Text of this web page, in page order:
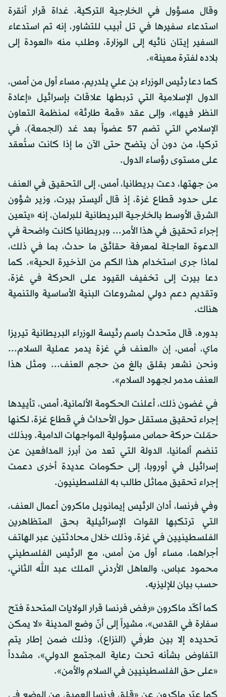
وقال مسؤول في الخارجية التركية، غداة قرار أنقرة
استدعاء سفيرها في تل أبيب للتشاور، إنه تم استدعاء
السفير إيتان نائيه إلى الوزارة، وطلب منه «العودة إلى
بلاده لفترة معينة».
كما دعا رئيس الوزراء بن علي يلدريم، مساء أول من أمس،
الدول الإسلامية التي تربطها علاقات بإسرائيل «إعادة
النظر فيها»، وإلى عقد «قمة طارئة» لمنظمة التعاون
الإسلامي التي تضم 57 عضواً بعد غد (الجمعة)، في
تركيا، من دون أن يتضح حتى الآن ما إذا كانت ستُعقد
على مستوى رؤساء الدول.
من جهتها، دعت بريطانيا، أمس، إلى التحقيق في العنف
على حدود قطاع غزة، إذ قال أليستر بيرت، وزير شؤون
الشرق الأوسط بالخارجية البريطانية للبرلمان، إنه «يتعين
إجراء تحقيق في هذا الأمر... وبريطانيا كانت واضحة في
الدعوة العاجلة لمعرفة حقائق ما حدث، بما في ذلك،
لماذا جرى استخدام هذا الكم من الذخيرة الحية». كما
دعا بيرت إلى تخفيف القيود على الحركة في غزة،
وتقديم دعم دولي لمشروعات البنية الأساسية والتنمية
هناك.
بدوره، قال متحدث باسم رئيسة الوزراء البريطانية تيريزا
ماي، أمس، إن «العنف في غزة يدمر عملية السلام...
ونحن نشعر بقلق بالغ من حجم العنف... ومثل هذا
العنف مدمر لجهود السلام».
في غضون ذلك، أعلنت الحكومة الألمانية، أمس، تأييدها
إجراء تحقيق مستقل حول الأحداث في قطاع غزة، لكنها
حمّلت حركة حماس مسؤولية المواجهات الدامية. وبذلك
تنضم ألمانيا، الدولة التي تعد من أبرز المدافعين عن
إسرائيل في أوروبا، إلى حكومات عديدة أخرى دعمت
إجراء تحقيق مماثل طالب به الفلسطينيون.
وفي فرنسا، أدان الرئيس إيمانويل ماكرون أعمال العنف،
التي ترتكبها القوات الإسرائيلية بحق المتظاهرين
الفلسطينيين في غزة، وذلك خلال محادثتين عبر الهاتف
أجراهما، مساء أول من أمس، مع الرئيس الفلسطيني
محمود عباس، والعاهل الأردني الملك عبد الله الثاني،
حسب بيان للإليزيه.
كما أكّد ماكرون «رفض فرنسا قرار الولايات المتحدة فتح
سفارة في القدس»، مشيراً إلى أنّ وضع المدينة «لا يمكن
تحديده إلا بين طرفَي (النزاع)، وذلك ضمن إطار يتم
التفاوض بشأنه تحت رعاية المجتمع الدولي»، مشدداً
«على حق الفلسطينيين في السلام والأمن».